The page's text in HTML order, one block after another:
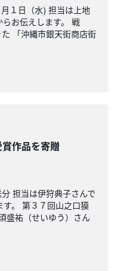
１日（水) 担当は上地
お伝えします。 戦
「沖縄市銀天街商店街
作品を寄贈
担当は伊狩典子さんで
。 第３７回山之口獏
盛祐（せいゆう）さん